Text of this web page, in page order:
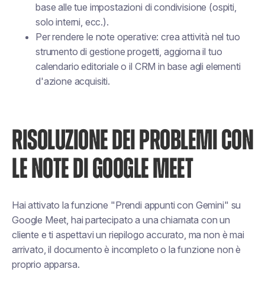
base alle tue impostazioni di condivisione (ospiti,
solo interni, ecc.).
Per rendere le note operative: crea attività nel tuo
strumento di gestione progetti, aggiorna il tuo
calendario editoriale o il CRM in base agli elementi
d'azione acquisiti.
RISOLUZIONE DEI PROBLEMI CON
LE NOTE DI GOOGLE MEET
Hai attivato la funzione "Prendi appunti con Gemini" su
Google Meet, hai partecipato a una chiamata con un
cliente e ti aspettavi un riepilogo accurato, ma non è mai
arrivato, il documento è incompleto o la funzione non è
proprio apparsa.